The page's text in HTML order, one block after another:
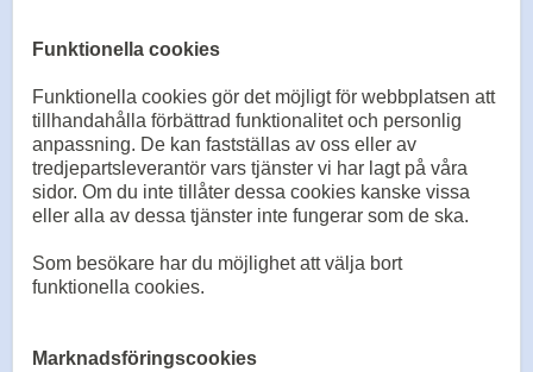
Funktionella cookies
Funktionella cookies gör det möjligt för webbplatsen att
tillhandahålla förbättrad funktionalitet och personlig
anpassning. De kan fastställas av oss eller av
tredjepartsleverantör vars tjänster vi har lagt på våra
sidor. Om du inte tillåter dessa cookies kanske vissa
eller alla av dessa tjänster inte fungerar som de ska.
Som besökare har du möjlighet att välja bort
funktionella cookies.
Marknadsföringscookies